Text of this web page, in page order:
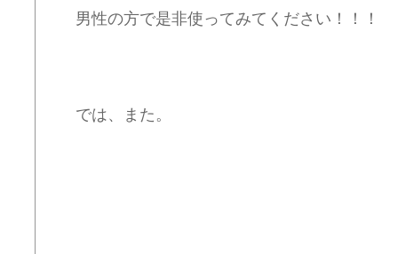
男性の方で是非使ってみてください！！！
では、また。